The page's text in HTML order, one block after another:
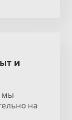
и
мы
на